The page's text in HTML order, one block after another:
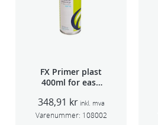
FX Primer plast
400ml for easy
TSP 030
348,91 kr inkl. mva
Varenummer: 108002